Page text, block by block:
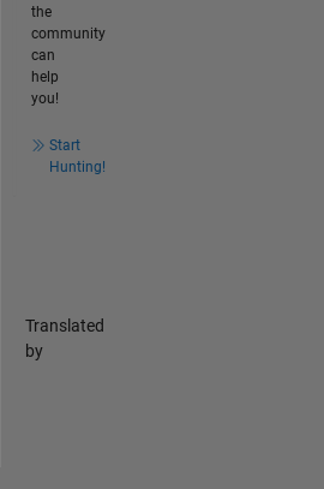
the
community
can
help
you!
Start
Hunting!
Translated
by